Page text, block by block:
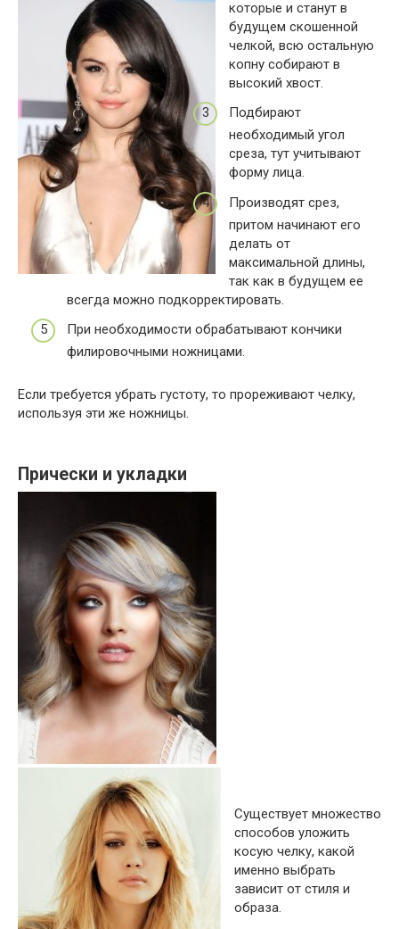
которые и станут в
будущем скошенной
челкой, всю остальную
копну собирают в
высокий хвост.
Подбирают
необходимый угол
среза, тут учитывают
форму лица.
Производят срез,
притом начинают его
делать от
максимальной длины,
так как в будущем ее
всегда можно подкорректировать.
При необходимости обрабатывают кончики
филировочными ножницами.
Если требуется убрать густоту, то прореживают челку,
используя эти же ножницы.
Прически и укладки
Существует множество
способов уложить
косую челку, какой
именно выбрать
зависит от стиля и
образа.